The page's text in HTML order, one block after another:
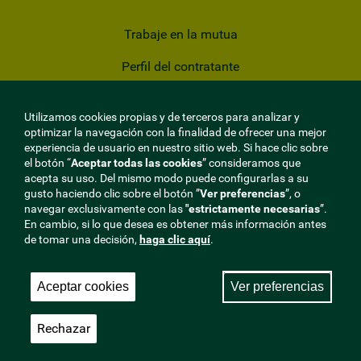
Trabaje en la mutua
Perfil del contratante
Cookies
Aviso Legal
Mapa del sitio
Sala de Prensa
Utilizamos cookies propias y de terceros para analizar y
optimizar la navegación con la finalidad de ofrecer una mejor
experiencia de usuario en nuestro sitio web. Si hace clic sobre
el botón “Aceptar todas las cookies” consideramos que
acepta su uso. Del mismo modo puede configurarlas a su
gusto haciendo clic sobre el botón ”Ver preferencias”, o
navegar exclusivamente con las"estrictamentenecesarias”.
En cambio, si lo que desea es obtener más información antes
de tomar una decisión, haga clic aquí.
Aceptar cookies Ver preferencias
Rechazar